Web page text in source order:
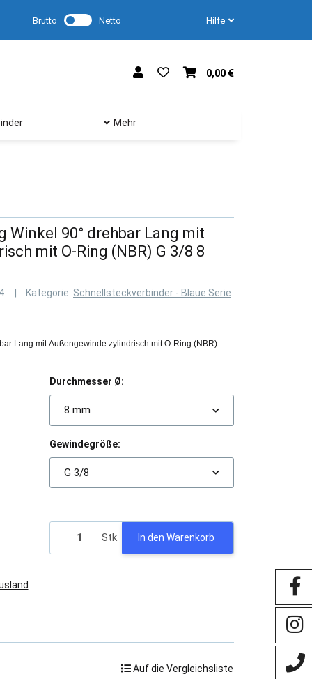
Brutto Netto Hilfe
0,00 €
Mehr
Winkel 90° drehbar Lang mit
mit O-Ring (NBR) G 3/8 8
Kategorie: Schnellsteckverbinder - Blaue Serie
Lang mit Außengewinde zylindrisch mit O-Ring (NBR)
Durchmesser Ø:
8 mm
Gewindegröße:
G 3/8
Stk In den Warenkorb
Auf die Vergleichsliste